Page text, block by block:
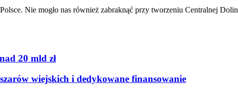
Nie mogło nas również zabraknąć przy tworzeniu Centralnej
20 mld zł
wiejskich i dedykowane finansowanie